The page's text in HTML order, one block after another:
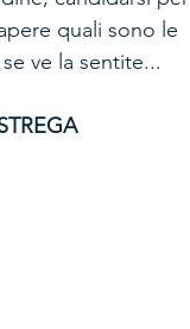
quali sono le
ve la sentite...